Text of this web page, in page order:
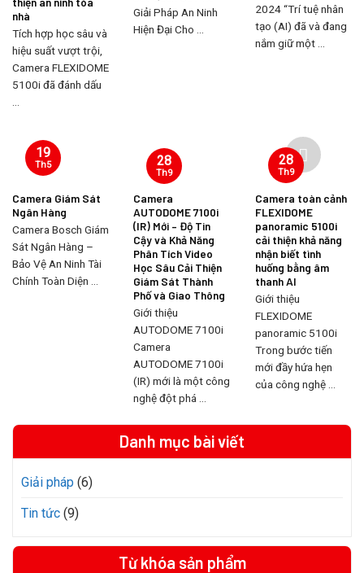
nhà
Tích hợp học sâu và
hiệu suất vượt trội,
Camera FLEXIDOME
5100i đã đánh dấu
Giải Pháp An Ninh
Hiện Đại Cho ...
2024 “Trí tuệ nhân
tạo (AI) đã và đang
nắm giữ một ...
Camera Giám Sát
Ngân Hàng
Camera Bosch Giám
Sát Ngân Hàng –
Bảo Vệ An Ninh Tài
Chính Toàn Diện ...
19
Th5
Camera
AUTODOME 7100i
(IR) Mới – Độ Tin
Cậy và Khả Năng
Phân Tích Video
Học Sâu Cải Thiện
Giám Sát Thành
Phố và Giao Thông
Giới thiệu
AUTODOME 7100i
Camera
AUTODOME 7100i
(IR) mới là một công
nghệ đột phá ...
28
Th9
Camera toàn cảnh
FLEXIDOME
panoramic 5100i
cải thiện khả năng
nhận biết tình
huống bằng âm
thanh AI
Giới thiệu
FLEXIDOME
panoramic 5100i
Trong bước tiến
mới đầy hứa hẹn
của công nghệ ...
28
Th9
Danh mục bài viết
Giải pháp (6)
Tin tức (9)
Từ khóa sản phẩm